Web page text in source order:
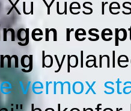
Yues
vermox